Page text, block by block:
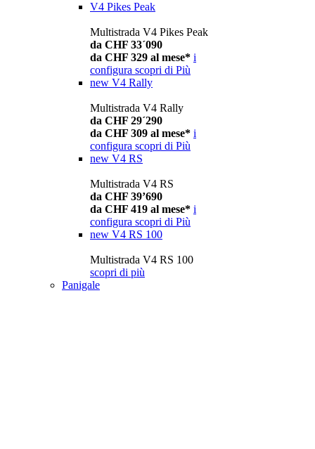
V4 Pikes Peak
Multistrada V4 Pikes Peak
da CHF 33´090
da CHF 329 al mese* i
configura scopri di Più
new V4 Rally
Multistrada V4 Rally
da CHF 29´290
da CHF 309 al mese* i
configura scopri di Più
new V4 RS
Multistrada V4 RS
da CHF 39’690
da CHF 419 al mese* i
configura scopri di Più
new V4 RS 100
Multistrada V4 RS 100
scopri di più
Panigale